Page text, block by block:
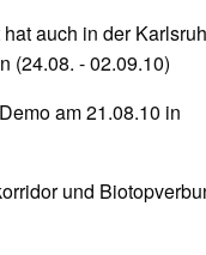
auch in der
(24.08. - 02.09.10)
am 21.08.10 in
und